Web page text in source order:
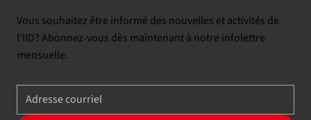
Vous souhaitez être informé des nouvelles et activités de
l'IID? Abonnez-vous dès maintenant à notre infolettre
mensuelle.